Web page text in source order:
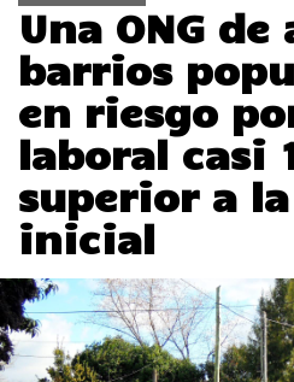
Una ONG
barrios
en riesgo
laboral casi
superior a
inicial